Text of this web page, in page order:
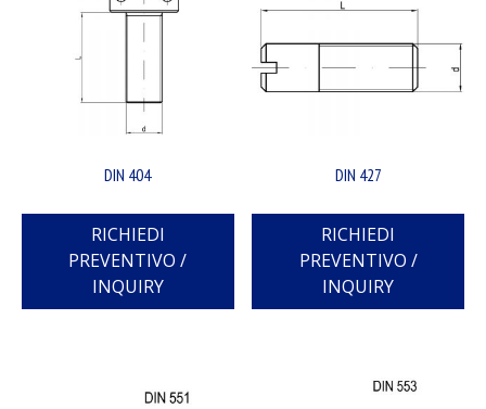
DIN 404
RICHIEDI
PREVENTIVO /
INQUIRY
DIN 427
RICHIEDI
PREVENTIVO /
INQUIRY